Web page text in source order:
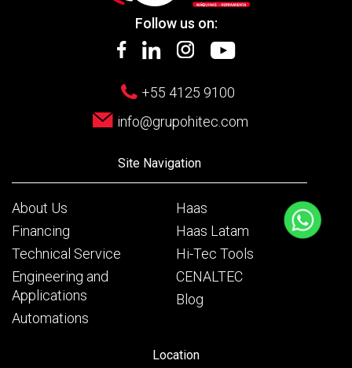
Follow us on:
+55 4125 9100
info@grupohitec.com
Site Navigation
About Us
Financing
Technical Service
Engineering and
Applications
Automations
Haas
Haas Latam
Hi-Tec Tools
CENALTEC
Blog
Location